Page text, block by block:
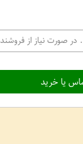
صورت نیاز از
یا خرید